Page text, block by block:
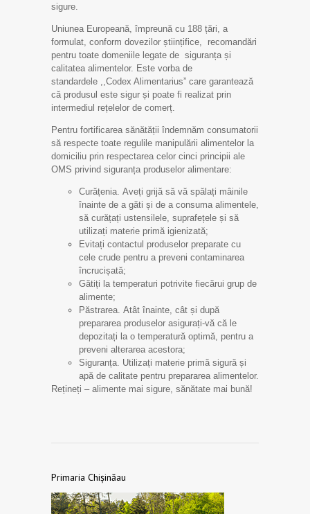
sigure.
Uniunea Europeană, împreună cu 188 țări, a
formulat, conform dovezilor științifice, recomandări
pentru toate domeniile legate de siguranța și
calitatea alimentelor. Este vorba de
standardele ,,Codex Alimentarius” care garantează
că produsul este sigur și poate fi realizat prin
intermediul rețelelor de comerț.
Pentru fortificarea sănătății îndemnăm consumatorii
să respecte toate regulile manipulării alimentelor la
domiciliu prin respectarea celor cinci principii ale
OMS privind siguranța produselor alimentare:
Curățenia. Aveți grijă să vă spălați mâinile
înainte de a găti și de a consuma alimentele,
să curățați ustensilele, suprafețele și să
utilizați materie primă igienizată;
Evitați contactul produselor preparate cu
cele crude pentru a preveni contaminarea
încrucișată;
Gătiți la temperaturi potrivite fiecărui grup de
alimente;
Păstrarea. Atât înainte, cât și după
prepararea produselor asigurați-vă că le
depozitați la o temperatură optimă, pentru a
preveni alterarea acestora;
Siguranța. Utilizați materie primă sigură și
apă de calitate pentru prepararea alimentelor.
Rețineți – alimente mai sigure, sănătate mai bună!
Primaria Chișinăau